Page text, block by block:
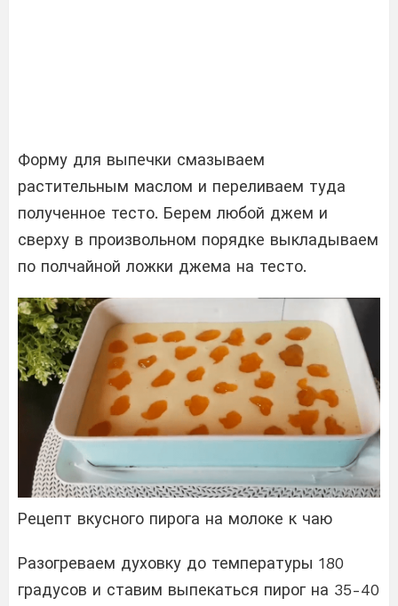
Форму для выпечки смазываем
растительным маслом и переливаем туда
полученное тесто. Берем любой джем и
сверху в произвольном порядке выкладываем
по полчайной ложки джема на тесто.
Рецепт вкусного пирога на молоке к чаю
Разогреваем духовку до температуры 180
градусов и ставим выпекаться пирог на 35-40